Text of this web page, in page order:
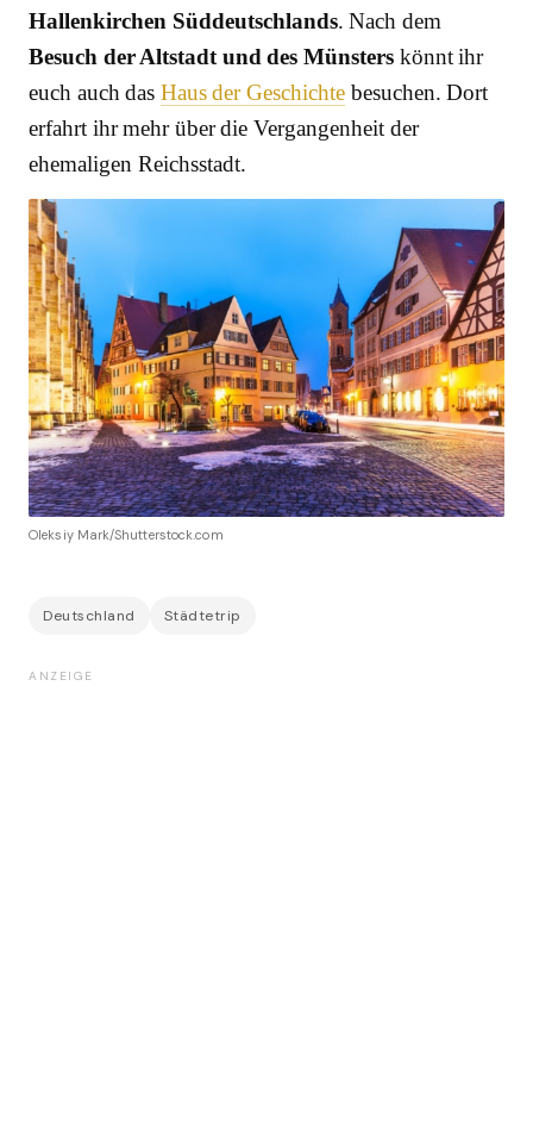
Hallenkirchen Süddeutschlands. Nach dem
Besuch der Altstadt und des Münsters könnt ihr
euch auch das Haus der Geschichte besuchen. Dort
erfahrt ihr mehr über die Vergangenheit der
ehemaligen Reichsstadt.
Oleksiy Mark/Shutterstock.com
Deutschland Städtetrip
ANZEIGE